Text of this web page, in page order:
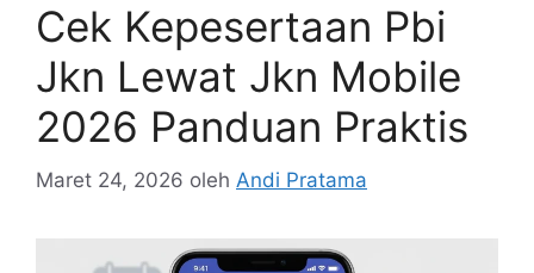
Cek Kepesertaan Pbi
Jkn Lewat Jkn Mobile
2026 Panduan Praktis
Maret 24, 2026 oleh Andi Pratama